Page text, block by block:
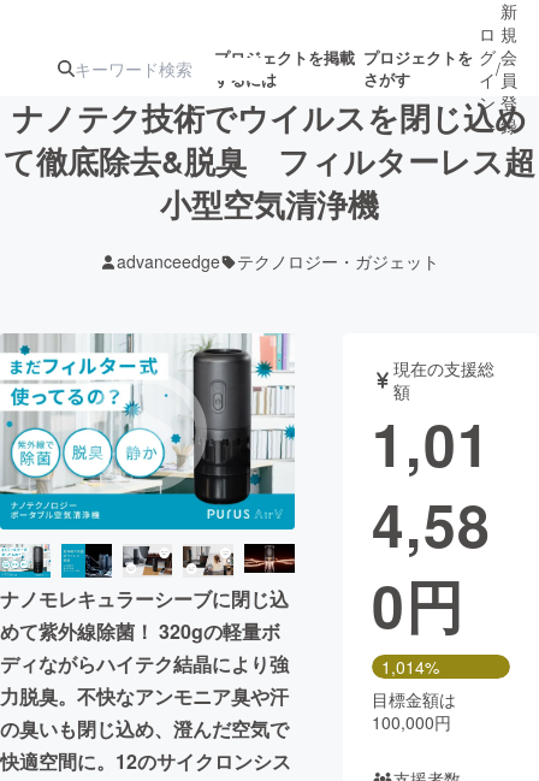
プロジェクトを掲載
するには
プロジェクトを
さがす
注目のリ
注目の新着プロ募集終了が近いプ
テクノロジー・ガジェット
映像・映画 書籍・雑誌
ビジネス・起業 チャレンジ
まちづくり・地域活性化
CAMPFIRE for Social Good
CAMPFIRE Creation
CAMPFIREふるさと納税machi-ya コミュニティ
ロ
グ
イ
ン
/
新
規
会
員
登
録
ナノテク技術でウイルスを閉じ込め
て徹底除去&脱臭 フィルターレス超
小型空気清浄機
advanceedge テクノロジー・ガジェット
ナノモレキュラーシーブに閉じ込
めて紫外線除菌！ 320gの軽量ボ
ディながらハイテク結晶により強
力脱臭。不快なアンモニア臭や汗
の臭いも閉じ込め、澄んだ空気で
快適空間に。12のサイクロンシス
現在の支援総
額
1,01
4,58
0円
1,014%
目標金額は
100,000円